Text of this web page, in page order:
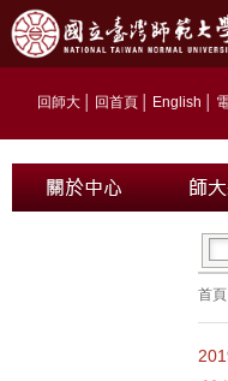
回師大 回首頁 English
首頁